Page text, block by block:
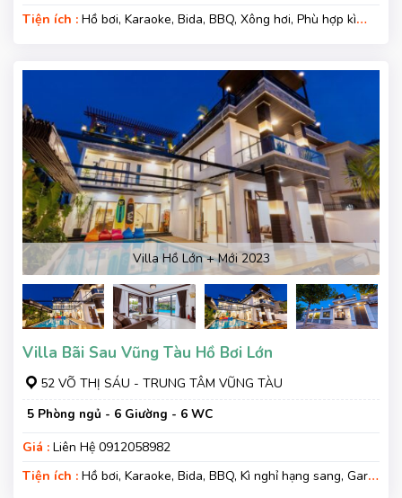
Tiện ích : Hồ bơi, Karaoke, Bida, BBQ, Xông hơi, Phù hợp kì
Villa Hồ Lớn + Mới 2023
Villa Bãi Sau Vũng Tàu Hồ Bơi Lớn
52 VÕ THỊ SÁU - TRUNG TÂM VŨNG TÀU
5 Phòng ngủ - 6 Giường - 6 WC
Giá : Liên Hệ 0912058982
Tiện ích : Hồ bơi, Karaoke, Bida, BBQ, Kì nghỉ hạng sang, Gara